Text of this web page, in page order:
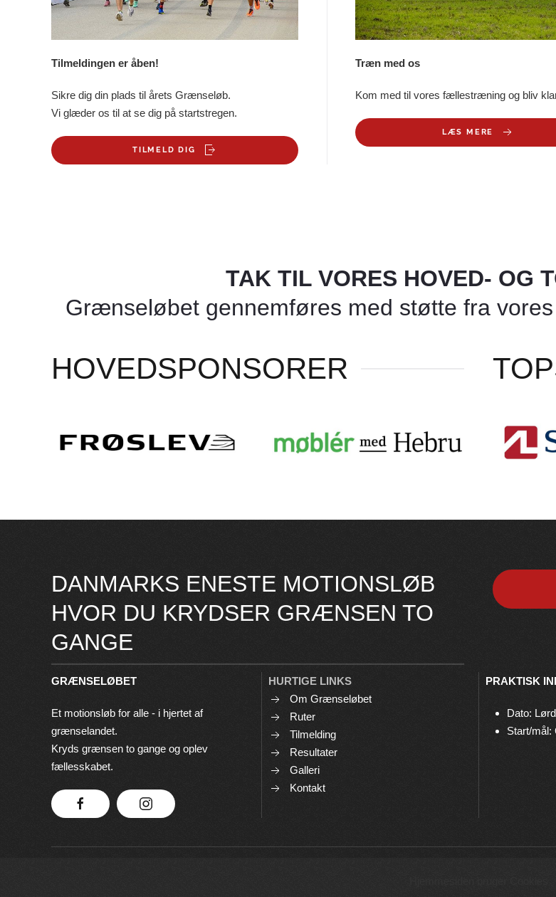
Tilmeldingen er åben!
Sikre dig din plads til årets Grænseløb.
Vi glæder os til at se dig på startstregen.
TILMELD DIG
Træn med os
Kom med til vores fællestræning og bliv
LÆS MERE
TAK TIL VORES HOVED- OG
Grænseløbet gennemføres med støtte fra
HOVEDSPONSORER
DANMARKS ENESTE MOTIONSLØB
HVOR DU KRYDSER GRÆNSEN TO
GANGE
GRÆNSELØBET
Et motionsløb for alle - i hjertet af
grænselandet.
Kryds grænsen to gange og oplev
fællesskabet.
HURTIGE LINKS
Om Grænseløbet
Ruter
Tilmelding
Resultater
Galleri
Kontakt
PRAKTISK
Dato:
Start/